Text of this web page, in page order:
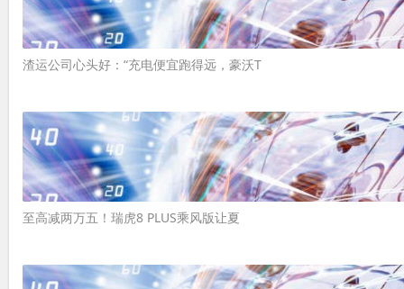
渣运公司心头好：“充电便宜跑得远，豪沃T
至高减两万五！瑞虎8 PLUS乘风版让夏